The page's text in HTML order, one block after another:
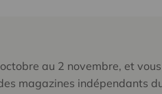
au 2 novembre, et
magazines indépendants